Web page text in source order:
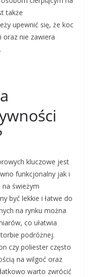
także
upewnić się, że koc
nie zawiera
kluczowe jest
funkcjonalny jak i
na świeżym
być lekkie i łatwe do
na rynku można
co ułatwia
podróżnej.
czy poliester często
na wilgoć oraz
warto zwrócić